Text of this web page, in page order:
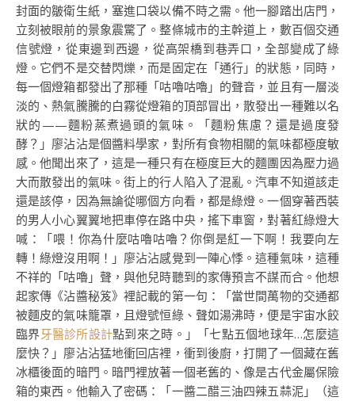
封面的皺衛生紙，塞進口袋以備不時之需。他一腳踏出店門，
立刻被眼前的景象震驚了。整條城市的主幹道上，數百個交通
信號燈，從東邊到西邊，從高架橋到巷弄口，全部變成了綠
燈。它們不是交替閃爍，而是固定在「通行」的狀態，同時，
每一個燈箱都發出了那種「咕嚕咕嚕」的聲音，並且有一層淡
淡的、熱氣騰騰的白霧從燈箱的頂部冒出，散發出一種難以名
狀的——麵粉蒸煮過頭的氣味。「麵粉焦慮？還是過度發
酵？」廖沾沾是個醬料學家，對所有食物相關的氣味都極度敏
感。他聞出來了，這是一種只有在極度巨大的麵團因為壓力過
大而散發出的氣味。街上的行人陷入了混亂。汽車不知道該走
還是該停，因為無論從哪個方向看，都是綠燈。一個穿著西裝
的男人小心翼翼地把車停在路中央，搖下車窗，對著紅綠燈大
喊：「喂！你為什麼咕嚕咕嚕？你倒是紅一下啊！我要向左
轉！綠燈沒用啊！」廖沾沾感覺到一陣心悸。這種氣味，這種
不祥的「咕嚕」聲，與他兒時聽到的家傳預言不謀而合。他想
起家傳《沾醬秘笈》裡記載的第一句：「當世間萬物的交通都
被麵皮的氣味籠罩，且燈號恒綠、聲如湯沸時，便是宇宙水餃
臨界牙醫診所設計點到來之時。」「七點五個地球年…怎麼這
麼快？」廖沾沾猛地衝回店裡，衝到後廚，打開了一個藏在舊
冰櫃後面的暗門。暗門裡放著一個老舊的、像是古代金屬保險
箱的東西。他輸入了密碼：「一醬二醋三油四辣五蒜泥」（這